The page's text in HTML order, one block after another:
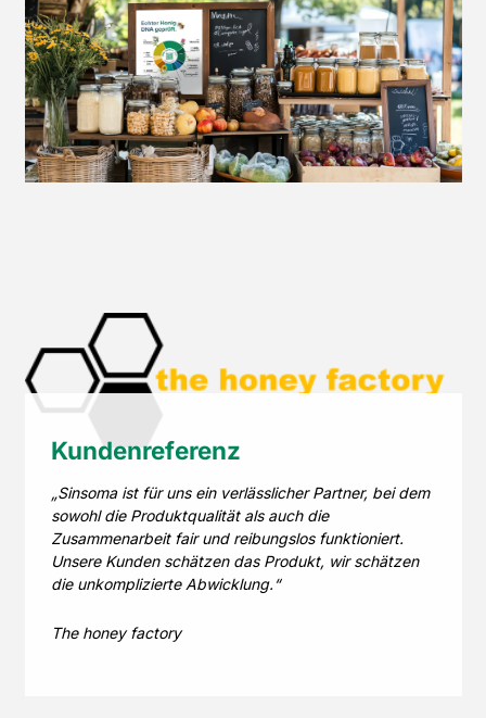
Kundenreferenz
„Sinsoma ist für uns ein verlässlicher Partner, bei dem
sowohl die Produktqualität als auch die
Zusammenarbeit fair und reibungslos funktioniert.
Unsere Kunden schätzen das Produkt, wir schätzen
die unkomplizierte Abwicklung.“
The honey factory